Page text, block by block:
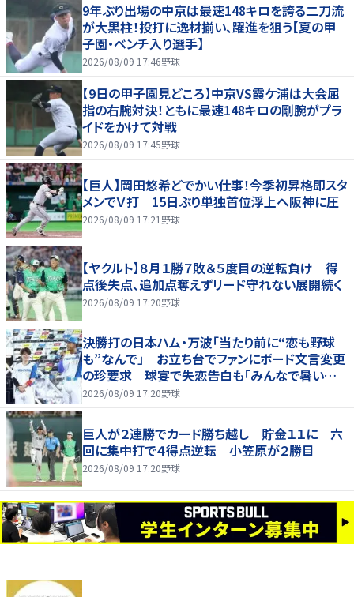
9年ぶり出場の中京は最速148キロを誇る二刀流
が大黒柱！投打に逸材揃い、躍進を狙う【夏の甲
子園・ベンチ入り選手】
2026/08/09 17:46野球
【9日の甲子園見どころ】中京VS霞ケ浦は大会屈
指の右腕対決！ともに最速148キロの剛腕がプラ
イドをかけて対戦
2026/08/09 17:45野球
【巨人】岡田悠希どでかい仕事！今季初昇格即スタ
メンでＶ打 15日ぶり単独首位浮上へ阪神に圧
2026/08/09 17:21 野球
【ヤクルト】８月１勝７敗＆５度目の逆転負け 得
点後失点、追加点奪えずリード守れない展開続く
2026/08/09 17:20野球
決勝打の日本ハム・万波「当たり前に“恋も野球
も”なんで」 お立ち台でファンにボード文言変更
の珍要求 球宴で失恋告白も「みんなで暑い夏
にしましょう！」
2026/08/09 17:20野球
巨人が２連勝でカード勝ち越し 貯金１１に 六
回に集中打で４得点逆転 小笠原が２勝目
2026/08/09 17:20野球